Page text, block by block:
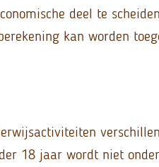
deel te
kan worden
18 jaar wordt niet